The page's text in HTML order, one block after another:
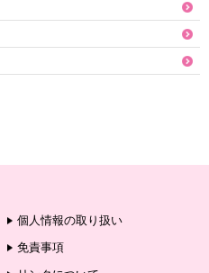
個人情報の取り扱い
免責事項